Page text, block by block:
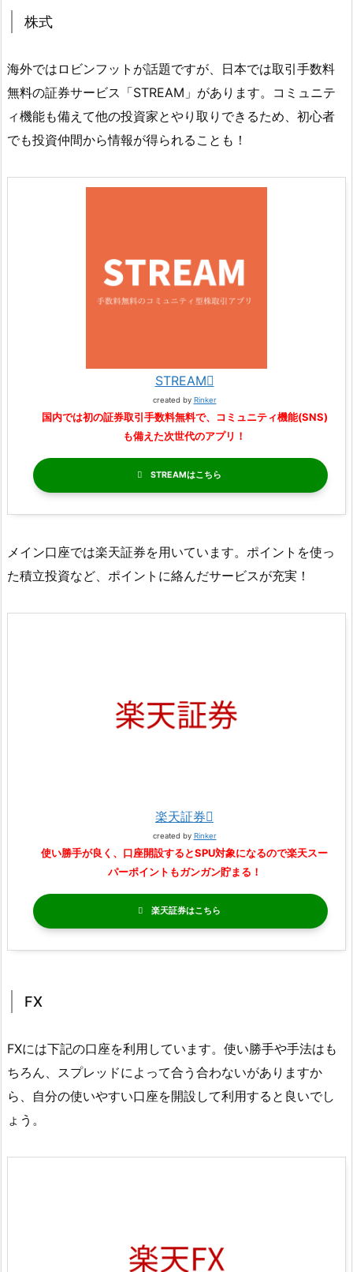
株式
海外ではロビンフットが話題ですが、日本では取引手数料
無料の証券サービス「STREAM」があります。コミュニテ
ィ機能も備えて他の投資家とやり取りできるため、初心者
でも投資仲間から情報が得られることも！
STREAM
created by Rinker
国内では初の証券取引手数料無料で、コミュニティ機能(SNS)
も備えた次世代のアプリ！
STREAM
メイン口座では楽天証券を用いています。ポイントを使っ
た積立投資など、ポイントに絡んだサービスが充実！
楽天証券
created by Rinker
使い勝手が良く、口座開設するとSPU対象になるので楽天スー
パーポイントもガンガン貯まる！
楽天証券
FX
FXには下記の口座を利用しています。使い勝手や手法はも
ちろん、スプレッドによって合う合わないがありますか
ら、自分の使いやすい口座を開設して利用すると良いでし
ょう。